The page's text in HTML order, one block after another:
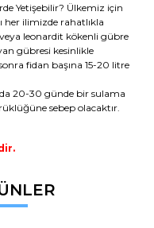
Yetişebilir? Ülkemiz için
her ilimizde rahatlıkla
leonardit kökenli gübre
gübresi kesinlikle
fidan başına 15-20 litre
20-30 günde bir sulama
sebep olacaktır.
yapın!
ve diğer
öneri formunu